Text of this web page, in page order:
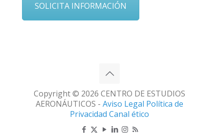
SOLICITA INFORMACIÓN
Copyright © 2026 CENTRO DE ESTUDIOS
AERONÁUTICOS - Aviso Legal Política de
Privacidad Canal ético